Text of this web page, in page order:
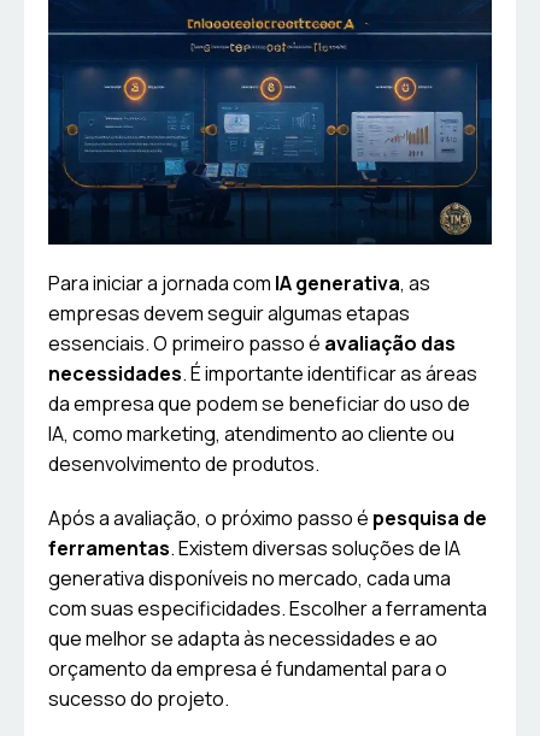
Para iniciar a jornada com IA generativa, as
empresas devem seguir algumas etapas
essenciais. O primeiro passo é avaliação das
necessidades. É importante identificar as áreas
da empresa que podem se beneficiar do uso de
IA, como marketing, atendimento ao cliente ou
desenvolvimento de produtos.
Após a avaliação, o próximo passo é pesquisa de
ferramentas. Existem diversas soluções de IA
generativa disponíveis no mercado, cada uma
com suas especificidades. Escolher a ferramenta
que melhor se adapta às necessidades e ao
orçamento da empresa é fundamental para o
sucesso do projeto.